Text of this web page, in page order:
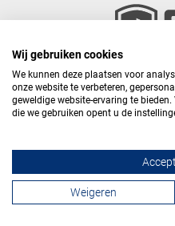
 
Wij gebruiken cookies
We kunnen deze plaatsen voor
onze website te verbeteren,
geweldige website-ervaring te
die we gebruiken opent u de
Weigeren